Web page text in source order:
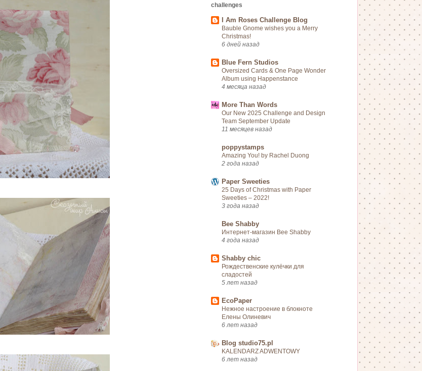
challenges
I Am Roses Challenge Blog
Bauble Gnome wishes you a Merry
Christmas!
6 дней назад
Blue Fern Studios
Oversized Cards & One Page Wonder
Album using Happenstance
4 месяца назад
More Than Words
Our New 2025 Challenge and Design
Team September Update
11 месяцев назад
poppystamps
Amazing You! by Rachel Duong
2 года назад
Paper Sweeties
25 Days of Christmas with Paper
Sweeties – 2022!
3 года назад
Bee Shabby
Интернет-магазин Bee Shabby
4 года назад
Shabby chic
Рождественские кулёчки для
сладостей
5 лет назад
EcoPaper
Нежное настроение в блокноте
Елены Олиневич
6 лет назад
Blog studio75.pl
KALENDARZ ADWENTOWY
6 лет назад